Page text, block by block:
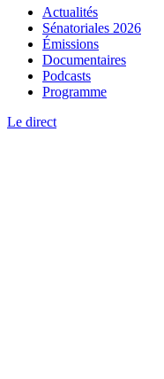
Actualités
Sénatoriales 2026
Émissions
Documentaires
Podcasts
Programme
Le direct